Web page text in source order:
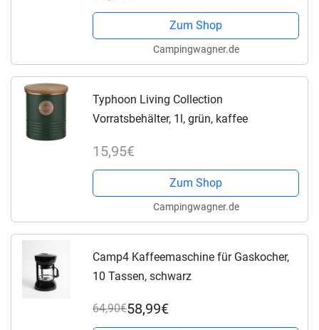
Zum Shop
Campingwagner.de
Typhoon Living Collection
Vorratsbehälter, 1l, grün, kaffee
15,95€
Zum Shop
Campingwagner.de
Camp4 Kaffeemaschine für Gaskocher,
10 Tassen, schwarz
64,90€58,99€